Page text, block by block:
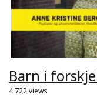
Barn i
4.722 views